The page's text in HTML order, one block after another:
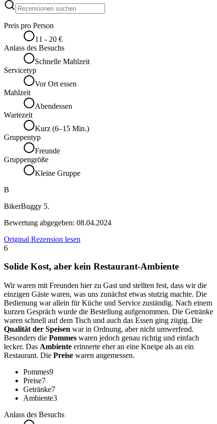
Preis pro Person
11 - 20 €
Anlass des Besuchs
Schnelle Mahlzeit
Servicetyp
Vor Ort essen
Mahlzeit
Abendessen
Wartezeit
Kurz (6–15 Min.)
Gruppentyp
Freunde
Gruppengröße
Kleine Gruppe
B
BikerBuggy 5.
Bewertung abgegeben: 08.04.2024
Original Rezension lesen
6
Solide Kost, aber kein Restaurant-Ambiente
Wir waren mit Freunden hier zu Gast und stellten fest, dass wir die
einzigen Gäste waren, was uns zunächst etwas stutzig machte. Die
Bedienung war allein für Küche und Service zuständig. Nach einem
kurzen Gespräch wurde die Bestellung aufgenommen. Die Getränke
waren schnell auf dem Tisch und auch das Essen ging zügig. Die
Qualität der Speisen war in Ordnung, aber nicht umwerfend.
Besonders die Pommes waren jedoch genau richtig und einfach
lecker. Das Ambiente erinnerte eher an eine Kneipe als an ein
Restaurant. Die Preise waren angemessen.
Pommes9
Preise7
Getränke7
Ambiente3
Anlass des Besuchs